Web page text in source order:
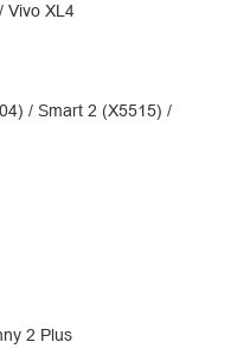
Vivo XL4
/ Smart 2 (X5515) /
2 Plus